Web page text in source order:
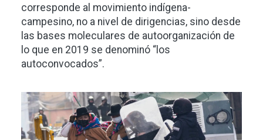
corresponde al movimiento indígena-
campesino, no a nivel de dirigencias, sino desde
las bases moleculares de autoorganización de
lo que en 2019 se denominó “los
autoconvocados”.
Imagen